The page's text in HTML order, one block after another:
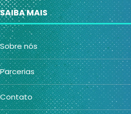
SAIBA MAIS
Sobre nós
Parcerias
Contato